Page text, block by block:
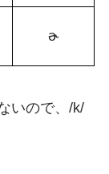
ɚ
いので、/k/